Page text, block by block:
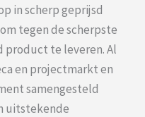
in scherp geprijsd
tegen de scherpste
product te leveren. Al
en projectmarkt en
samengesteld
uitstekende